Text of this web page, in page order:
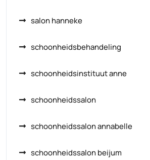
salon hanneke
schoonheidsbehandeling
schoonheidsinstituut anne
schoonheidssalon
schoonheidssalon annabelle
schoonheidssalon beijum